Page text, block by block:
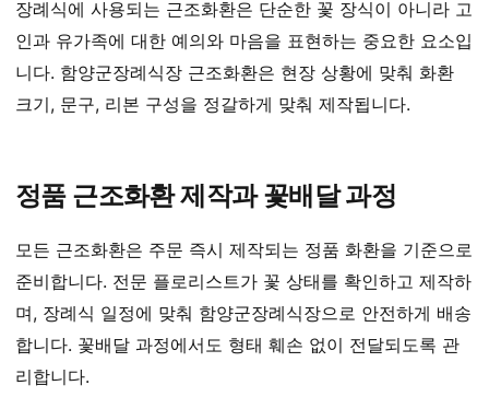
장례식에 사용되는 근조화환은 단순한 꽃 장식이 아니라 고
인과 유가족에 대한 예의와 마음을 표현하는 중요한 요소입
니다. 함양군장례식장 근조화환은 현장 상황에 맞춰 화환
크기, 문구, 리본 구성을 정갈하게 맞춰 제작됩니다.
정품 근조화환 제작과 꽃배달 과정
모든 근조화환은 주문 즉시 제작되는 정품 화환을 기준으로
준비합니다. 전문 플로리스트가 꽃 상태를 확인하고 제작하
며, 장례식 일정에 맞춰 함양군장례식장으로 안전하게 배송
합니다. 꽃배달 과정에서도 형태 훼손 없이 전달되도록 관
리합니다.